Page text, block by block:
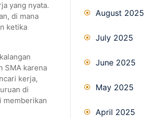
yang nyata.
di mana
ketika
SMA karena
kerja,
di
memberikan
August 2025
July 2025
June 2025
May 2025
April 2025